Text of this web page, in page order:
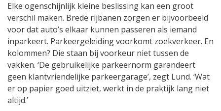
Elke ogenschijnlijk kleine beslissing kan een groot
verschil maken. Brede rijbanen zorgen er bijvoorbeeld
voor dat auto’s elkaar kunnen passeren als iemand
inparkeert. Parkeergeleiding voorkomt zoekverkeer. En
kolommen? Die staan bij voorkeur niet tussen de
vakken. ‘De gebruikelijke parkeernorm garandeert
geen klantvriendelijke parkeergarage’, zegt Lund. ‘Wat
er op papier goed uitziet, werkt in de praktijk lang niet
altijd.’